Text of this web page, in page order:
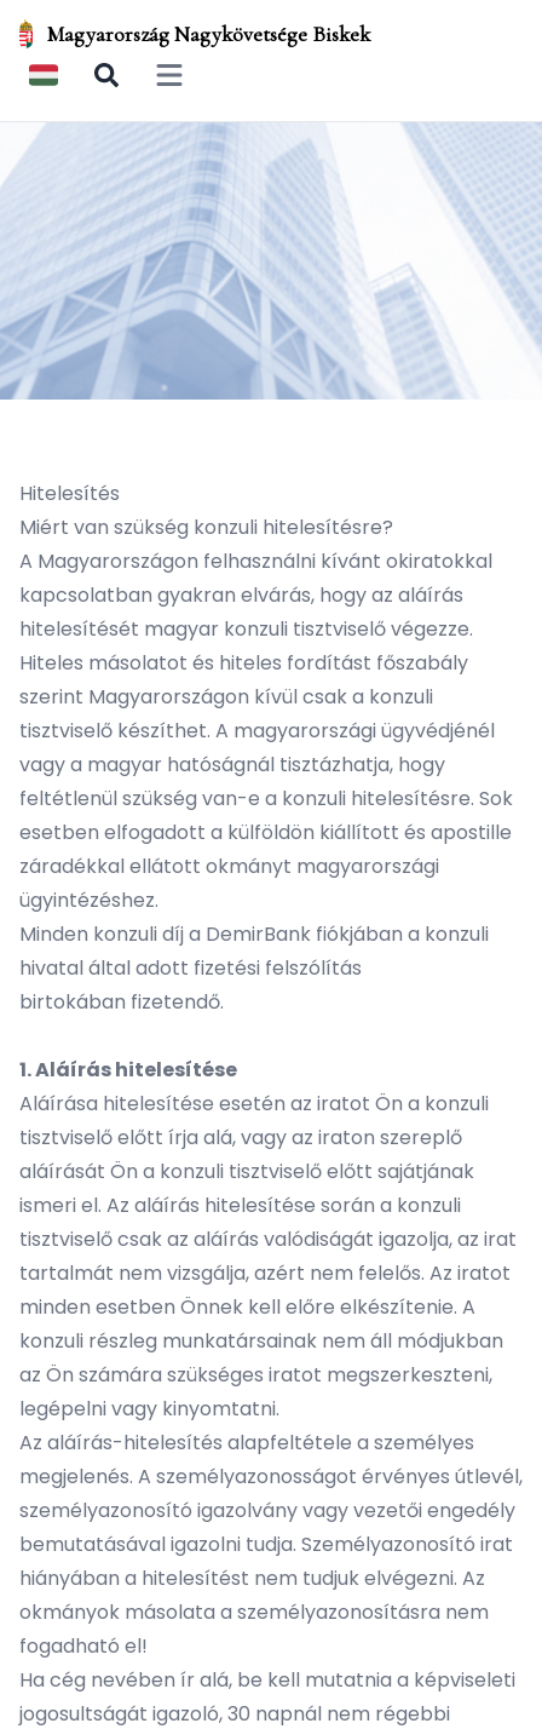
Magyarország Nagykövetsége Biskek
Open main menu
Hitelesítés
Miért van szükség konzuli hitelesítésre?
A Magyarországon felhasználni kívánt okiratokkal
kapcsolatban gyakran elvárás, hogy az aláírás
hitelesítését magyar konzuli tisztviselő végezze.
Hiteles másolatot és hiteles fordítást főszabály
szerint Magyarországon kívül csak a konzuli
tisztviselő készíthet. A magyarországi ügyvédjénél
vagy a magyar hatóságnál tisztázhatja, hogy
feltétlenül szükség van-e a konzuli hitelesítésre. Sok
esetben elfogadott a külföldön kiállított és apostille
záradékkal ellátott okmányt magyarországi
ügyintézéshez.
Minden konzuli díj a DemirBank fiókjában a konzuli
hivatal által adott fizetési felszólítás
birtokában fizetendő.
1. Aláírás hitelesítése
Aláírása hitelesítése esetén az iratot Ön a konzuli
tisztviselő előtt írja alá, vagy az iraton szereplő
aláírását Ön a konzuli tisztviselő előtt sajátjának
ismeri el. Az aláírás hitelesítése során a konzuli
tisztviselő csak az aláírás valódiságát igazolja, az irat
tartalmát nem vizsgálja, azért nem felelős. Az iratot
minden esetben Önnek kell előre elkészítenie. A
konzuli részleg munkatársainak nem áll módjukban
az Ön számára szükséges iratot megszerkeszteni,
legépelni vagy kinyomtatni.
Az aláírás-hitelesítés alapfeltétele a személyes
megjelenés. A személyazonosságot érvényes útlevél,
személyazonosító igazolvány vagy vezetői engedély
bemutatásával igazolni tudja. Személyazonosító irat
hiányában a hitelesítést nem tudjuk elvégezni. Az
okmányok másolata a személyazonosításra nem
fogadható el!
Ha cég nevében ír alá, be kell mutatnia a képviseleti
jogosultságát igazoló, 30 napnál nem régebbi